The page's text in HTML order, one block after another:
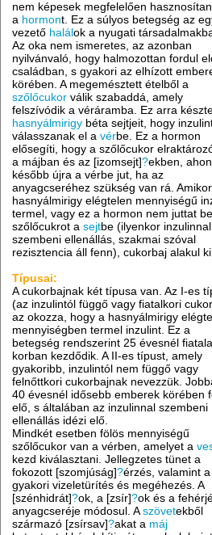
nem képesek megfelelően
a hormont. Ez a súlyos betegség az
vezető halálok a nyugati
Az oka nem ismeretes, az azonban
nyilvánvaló, hogy halmozottan fordul
családban, s gyakori az elhízott
körében. A megemésztett ételből a
szőlőcukor válik szabaddá, amely
felszívódik a véráramba. Ez arra
hasnyálmirigy béta sejtjeit, hogy
válasszanak el avérbe. Ez a hormon
elősegíti, hogy a szőlőcukor
a májban és az [izomsejt]?ekben,
később újra a vérbe jut, ha az
anyagcseréhez szükség van rá.
hasnyálmirigy elégtelen mennyiségű
termel, vagy ez a hormon nem juttat
szőlőcukrot asejtbe (ilyenkor inzulinnal
szembeni ellenállás, szakmai szóval
rezisztencia áll fenn), cukorbaj alakul ki.
Típusai:
A cukorbajnak két típusa van. Az I-es
(az inzulintól függő vagy fiatalkori
az okozza, hogy a hasnyálmirigy
mennyiségben termel inzulint. Ez a
betegség rendszerint 25 évesnél
korban kezdődik. A II-es típust, amely
gyakoribb, inzulintól nem függő vagy
felnőttkori cukorbajnak nevezzük.
40 évesnél idősebb emberek körében
elő, s általában az inzulinnal szembeni
ellenállás idézi elő.
Mindkét esetben fölös mennyiségű
szőlőcukor van a vérben, amelyet a
kezd kiválasztani. Jellegzetes tünet a
fokozott [szomjúság]?érzés, valamint a
gyakori vizeletürítés és megéhezés. A
[szénhidrát]?ok, a [zsír]?ok és a
anyagcseréje módosul. Aszövetekből
származó [zsírsav]?akat a máj